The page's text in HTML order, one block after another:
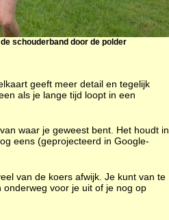
de schouderband door de polder
geeft meer detail en tegelijk
als je lange tijd loopt in een
waar je geweest bent. Het houdt in
eens (geprojecteerd in Google-
van de koers afwijk. Je kunt van te
onderweg voor je uit of je nog op